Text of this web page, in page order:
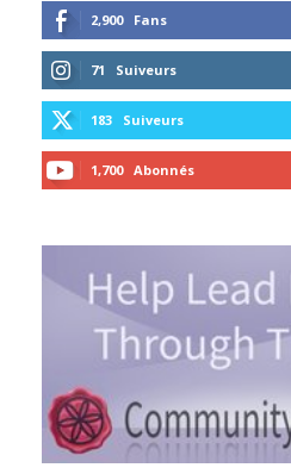
2,900 Fans
71 Suiveurs
183 Suiveurs
1,700 Abonnés